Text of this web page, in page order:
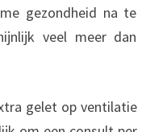
gezondheid na te
veel meer dan
gelet op ventilatie